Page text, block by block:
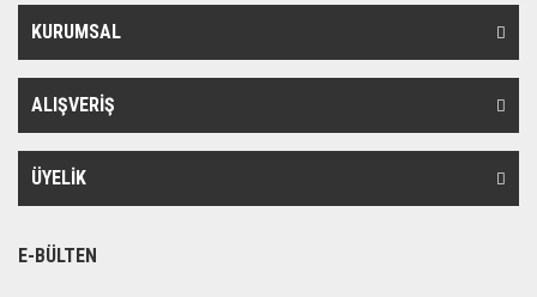
KURUMSAL
ALIŞVERİŞ
ÜYELİK
E-BÜLTEN